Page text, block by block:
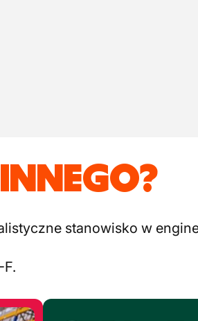
stanowisko w